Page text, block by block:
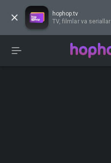
hophop.tv
TV, filmlar va seriallar